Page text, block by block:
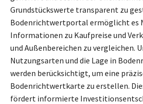
Grundstückswerte transparent zu
Bodenrichtwertportal ermöglicht es
Informationen zu Kaufpreise und
und Außenbereichen zu vergleichen.
Nutzungsarten und die Lage in
werden berücksichtigt, um eine
Bodenrichtwertkarte zu erstellen.
fördert informierte